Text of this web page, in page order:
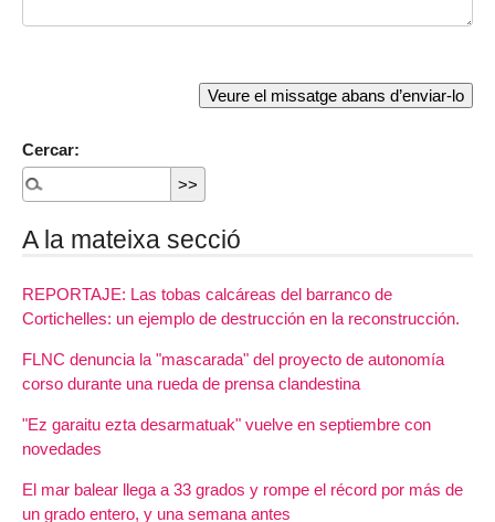
Cercar:
A la mateixa secció
REPORTAJE: Las tobas calcáreas del barranco de
Cortichelles: un ejemplo de destrucción en la reconstrucción.
FLNC denuncia la "mascarada" del proyecto de autonomía
corso durante una rueda de prensa clandestina
"Ez garaitu ezta desarmatuak" vuelve en septiembre con
novedades
El mar balear llega a 33 grados y rompe el récord por más de
un grado entero, y una semana antes